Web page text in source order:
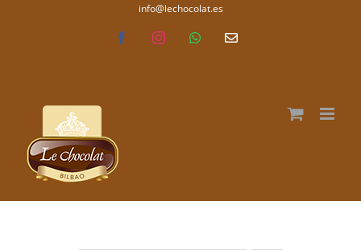
info@lechocolat.es
FacebookInstagramWhatsAppCorreo